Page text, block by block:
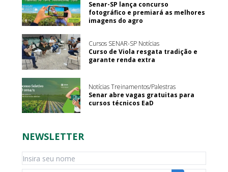
Senar-SP lança concurso
fotográfico e premiará as melhores
imagens do agro
Cursos SENAR-SP Notícias
Curso de Viola resgata tradição e
garante renda extra
Notícias Treinamentos/Palestras
Senar abre vagas gratuitas para
cursos técnicos EaD
NEWSLETTER